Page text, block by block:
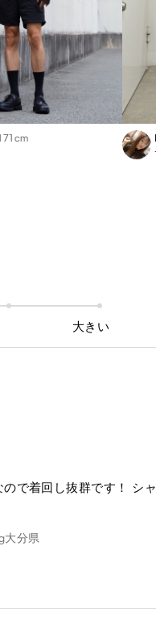
大きい
で着回し抜群です！ シ
大分県